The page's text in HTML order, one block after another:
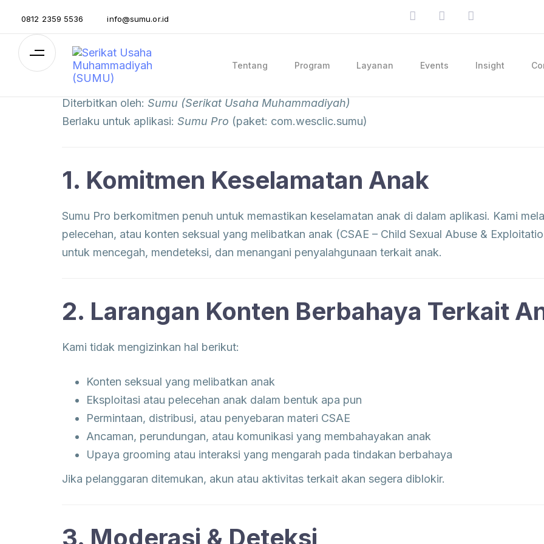
0812 2359 5536 info@sumu.or.id
Tentang Program Layanan Events Insight
Diterbitkan oleh: Sumu (Serikat Usaha Muhammadiyah)
Berlaku untuk aplikasi: Sumu Pro (paket: com.wesclic.sumu)
1. Komitmen Keselamatan Anak
Sumu Pro berkomitmen penuh untuk memastikan keselamatan anak di dalam aplikasi. Kami
pelecehan, atau konten seksual yang melibatkan anak (CSAE – Child Sexual Abuse &
untuk mencegah, mendeteksi, dan menangani penyalahgunaan terkait anak.
2. Larangan Konten Berbahaya Terkait
Kami tidak mengizinkan hal berikut:
Konten seksual yang melibatkan anak
Eksploitasi atau pelecehan anak dalam bentuk apa pun
Permintaan, distribusi, atau penyebaran materi CSAE
Ancaman, perundungan, atau komunikasi yang membahayakan anak
Upaya grooming atau interaksi yang mengarah pada tindakan berbahaya
Jika pelanggaran ditemukan, akun atau aktivitas terkait akan segera diblokir.
3. Moderasi & Deteksi